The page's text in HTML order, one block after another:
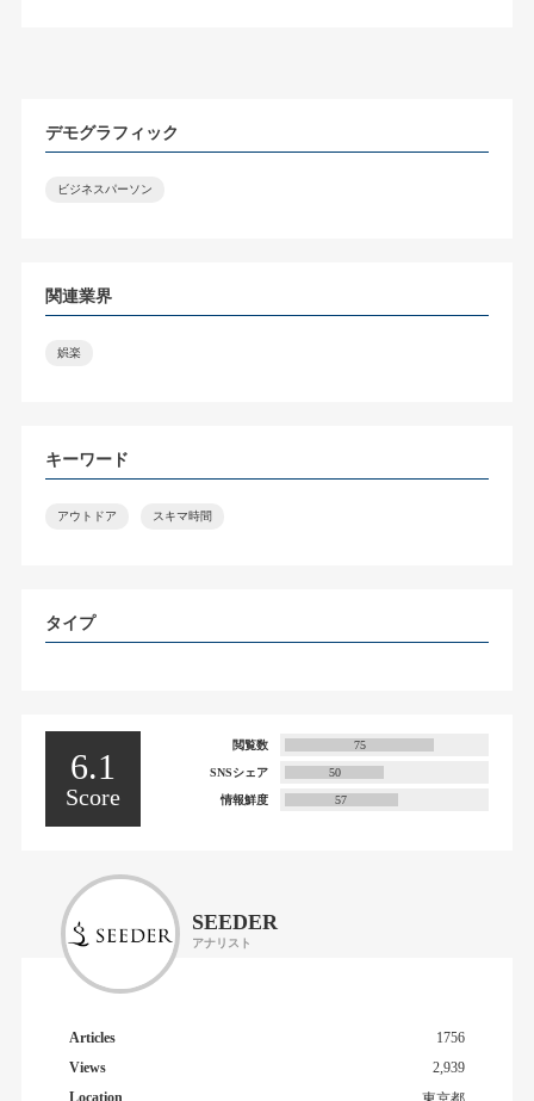
デモグラフィック
ビジネスパーソン
関連業界
娯楽
キーワード
アウトドア スキマ時間
タイプ
6.1
Score
閲覧数 75
SNSシェア 50
情報鮮度 57
SEEDER
アナリスト
Articles
1756
Views
2,939
Location